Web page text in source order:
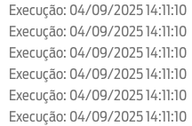
Execução: 04/09/2025 14:11:10
Execução: 04/09/2025 14:11:10
Execução: 04/09/2025 14:11:10
Execução: 04/09/2025 14:11:10
Execução: 04/09/2025 14:11:10
Execução: 04/09/2025 14:11:10